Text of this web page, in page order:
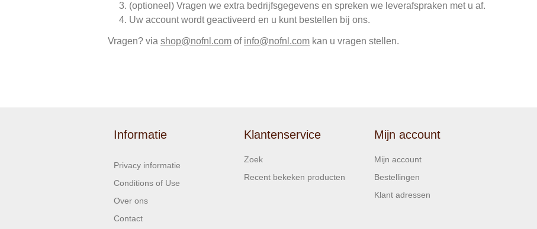
(optioneel) Vragen we extra bedrijfsgegevens en spreken we leverafspraken met u af.
Uw account wordt geactiveerd en u kunt bestellen bij ons.
Vragen? via shop@nofnl.com of info@nofnl.com kan u vragen stellen.
Informatie
Privacy informatie
Conditions of Use
Over ons
Contact
Klantenservice
Zoek
Recent bekeken producten
Mijn account
Mijn account
Bestellingen
Klant adressen